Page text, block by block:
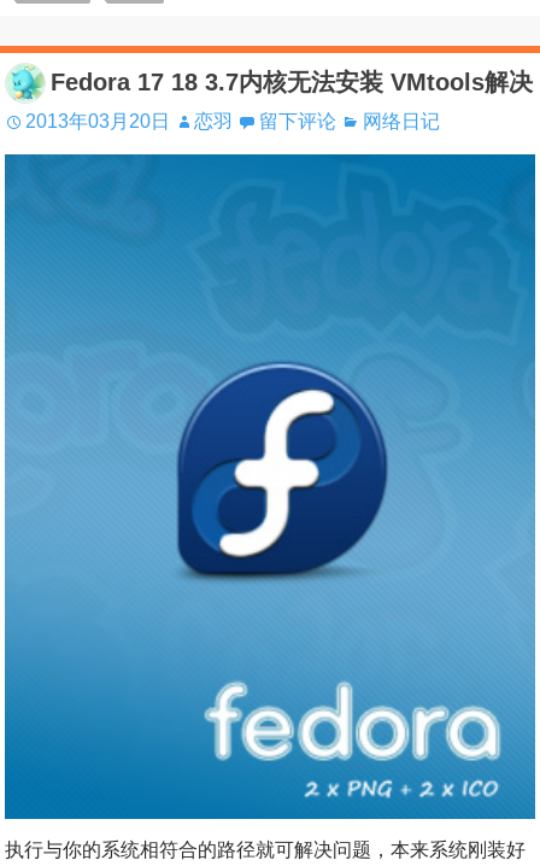
Fedora 17 18 3.7内核无法安装 VMtools解决
2013年03月20日 恋羽 留下评论 网络日记
执行与你的系统相符合的路径就可解决问题，本来系统刚装好